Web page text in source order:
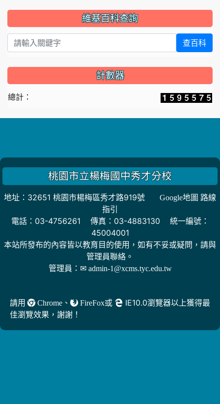
維基百科查詢
查百科
計數器
總計：
桃園市立楊梅國中秀才分校
地址：32651 桃園市楊梅區秀才路919號
Google地圖 路線
指引
電話：03-4756261 傳真：03-4883130 統一編號：
45004001
本站所發布的內容皆以教育目的使用，如有不妥或疑問，請與
管理員聯絡。
管理員： ✉ admin-1@xcms.tyc.edu.tw
請用 Chrome 、 FireFox或
IE10.0瀏覽器以上獲得最
佳瀏覽效果，謝謝！